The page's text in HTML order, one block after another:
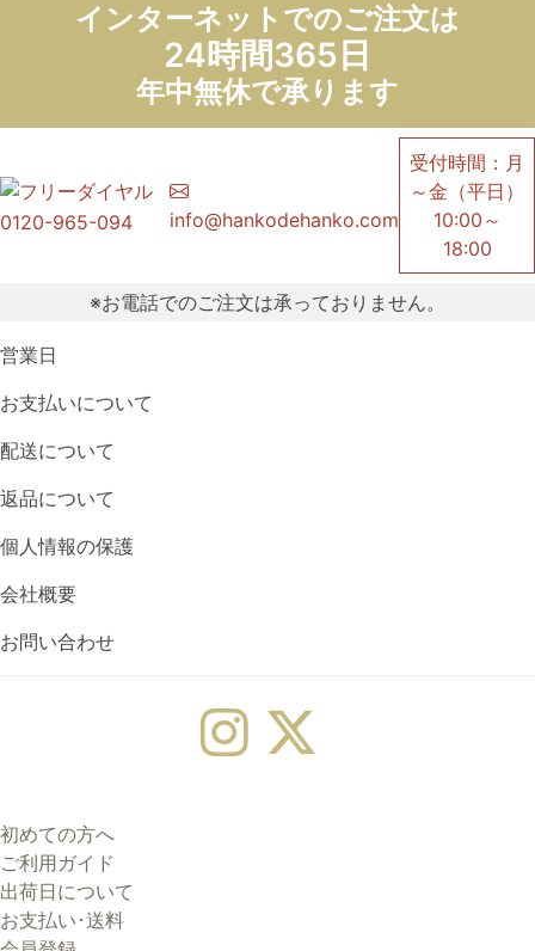
インターネットでのご注文は
24時間365日
年中無休で承ります
0120-965-094 info@hankodehanko.com
受付時間：月
～金（平日）
10:00～
18:00
※お電話でのご注文は承っておりません。
営業日
お支払いについて
配送について
返品について
個人情報の保護
会社概要
お問い合わせ
初めての方へ
ご利用ガイド
出荷日について
お支払い･送料